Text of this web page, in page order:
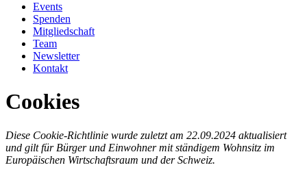
Events
Spenden
Mitgliedschaft
Team
Newsletter
Kontakt
Cookies
Diese Cookie-Richtlinie wurde zuletzt am 22.09.2024 aktualisiert
und gilt für Bürger und Einwohner mit ständigem Wohnsitz im
Europäischen Wirtschaftsraum und der Schweiz.